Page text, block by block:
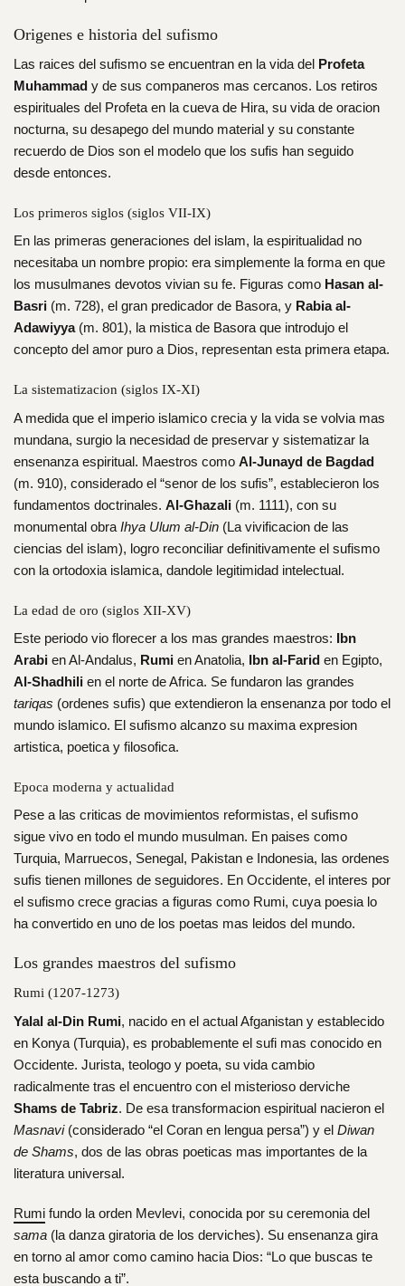
Origenes e historia del sufismo
Las raices del sufismo se encuentran en la vida del Profeta
Muhammad y de sus companeros mas cercanos. Los retiros
espirituales del Profeta en la cueva de Hira, su vida de oracion
nocturna, su desapego del mundo material y su constante
recuerdo de Dios son el modelo que los sufis han seguido
desde entonces.
Los primeros siglos (siglos VII-IX)
En las primeras generaciones del islam, la espiritualidad no
necesitaba un nombre propio: era simplemente la forma en que
los musulmanes devotos vivian su fe. Figuras como Hasan al-
Basri (m. 728), el gran predicador de Basora, y Rabia al-
Adawiyya(m. 801), la mistica de Basora que introdujo el
concepto del amor puro a Dios, representan esta primera etapa.
La sistematizacion (siglos IX-XI)
A medida que el imperio islamico crecia y la vida se volvia mas
mundana, surgio la necesidad de preservar y sistematizar la
ensenanza espiritual. Maestros como Al-Junayd de Bagdad
(m. 910), considerado el “senor de los sufis”, establecieron los
fundamentos doctrinales. Al-Ghazali (m. 1111), con su
monumental obra Ihya Ulum al-Din (La vivificacion de las
ciencias del islam), logro reconciliar definitivamente el sufismo
con la ortodoxia islamica, dandole legitimidad intelectual.
La edad de oro (siglos XII-XV)
Este periodo vio florecer a los mas grandes maestros: Ibn
Arabi en Al-Andalus, Rumi en Anatolia, Ibn al-Farid en Egipto,
Al-Shadhili en el norte de Africa. Se fundaron las grandes
tariqas (ordenes sufis) que extendieron la ensenanza por todo el
mundo islamico. El sufismo alcanzo su maxima expresion
artistica, poetica y filosofica.
Epoca moderna y actualidad
Pese a las criticas de movimientos reformistas, el sufismo
sigue vivo en todo el mundo musulman. En paises como
Turquia, Marruecos, Senegal, Pakistan e Indonesia, las ordenes
sufis tienen millones de seguidores. En Occidente, el interes por
el sufismo crece gracias a figuras como Rumi, cuya poesia lo
ha convertido en uno de los poetas mas leidos del mundo.
Los grandes maestros del sufismo
Rumi (1207-1273)
Yalal al-Din Rumi, nacido en el actual Afganistan y establecido
en Konya (Turquia), es probablemente el sufi mas conocido en
Occidente. Jurista, teologo y poeta, su vida cambio
radicalmente tras el encuentro con el misterioso derviche
Shams de Tabriz. De esa transformacion espiritual nacieron el
Masnavi(considerado “el Coran en lengua persa”) y el Diwan
de Shams, dos de las obras poeticas mas importantes de la
literatura universal.
Rumi fundo la orden Mevlevi, conocida por su ceremonia del
sama (la danza giratoria de los derviches). Su ensenanza gira
en torno al amor como camino hacia Dios: “Lo que buscas te
esta buscando a ti”.